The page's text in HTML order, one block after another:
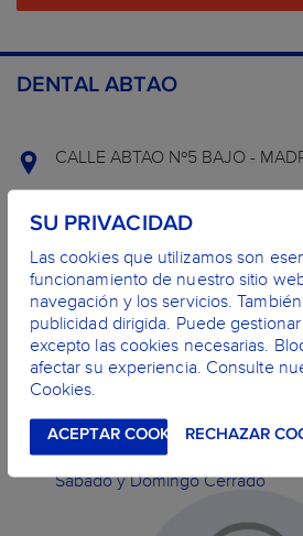
DENTAL ABTAO
CALLE ABTAO Nº5 BAJO -
De lunes a viernes de las 10:00h
Sábado y Domingo Cerrado
SU PRIVACIDAD
Las cookies que utilizamos son
funcionamiento de nuestro sitio
navegación y los servicios.
publicidad dirigida. Puede
excepto las cookies necesarias.
afectar su experiencia. Consulte
Cookies.
ACEPTAR COOKIESRECHAZAR